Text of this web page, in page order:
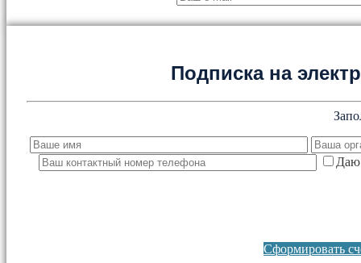
Подписка на
Даю
Сформировать